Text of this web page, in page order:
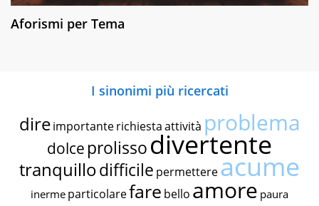
Aforismi per Tema
I sinonimi più ricercati
dire importante richiestaattività problema
dolce prolissodivertente
tranquillodifficile permettereacume
inerme particolarefare bello amore paura